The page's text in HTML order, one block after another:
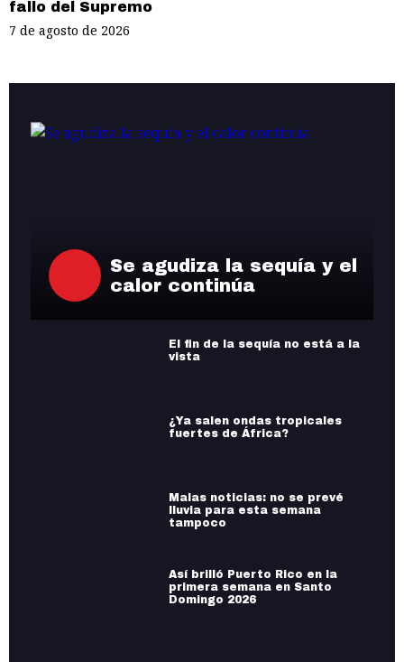
fallo del Supremo
7 de agosto de 2026
Se agudiza la sequía y el
calor continúa
El fin de la sequía no está a la
vista
¿Ya salen ondas tropicales
fuertes de África?
Malas noticias: no se prevé
lluvia para esta semana
tampoco
Así brilló Puerto Rico en la
primera semana en Santo
Domingo 2026